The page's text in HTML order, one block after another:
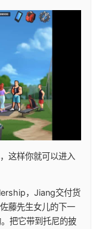
这样你就可以进入
，Jiang交付货
藤先生女儿的下一
把它带到托尼的披